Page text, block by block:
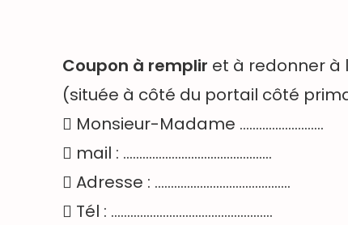
Coupon à remplir et à redonner à
(située à côté du portail côté
 Monsieur-Madame ……………………..
 mail : ……………………………………….
 Adresse : ……………………………………
 Tél : …………………………………………..